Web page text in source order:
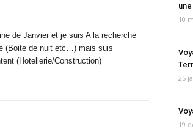
de Janvier et je suis A la recherche
(Boite de nuit etc…) mais suis
(Hotellerie/Construction)
10
25
19